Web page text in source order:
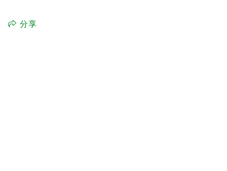
分享